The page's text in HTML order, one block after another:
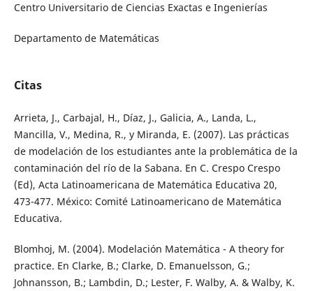
Centro Universitario de Ciencias Exactas e Ingenierías
Departamento de Matemáticas
Citas
Arrieta, J., Carbajal, H., Díaz, J., Galicia, A., Landa, L.,
Mancilla, V., Medina, R., y Miranda, E. (2007). Las prácticas
de modelación de los estudiantes ante la problemática de la
contaminación del río de la Sabana. En C. Crespo Crespo
(Ed), Acta Latinoamericana de Matemática Educativa 20,
473-477. México: Comité Latinoamericano de Matemática
Educativa.
Blomhoj, M. (2004). Modelación Matemática - A theory for
practice. En Clarke, B.; Clarke, D. Emanuelsson, G.;
Johnansson, B.; Lambdin, D.; Lester, F. Walby, A. & Walby, K.